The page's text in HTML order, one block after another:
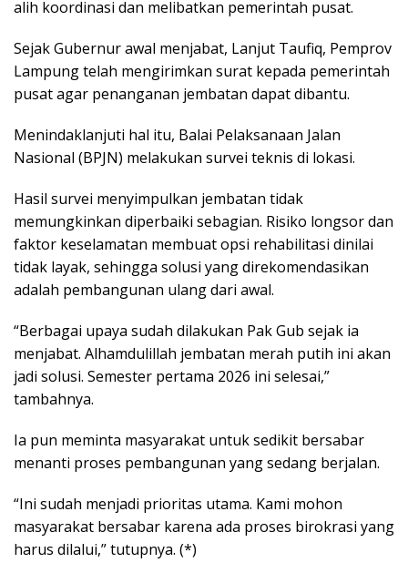
alih koordinasi dan melibatkan pemerintah pusat.
Sejak Gubernur awal menjabat, Lanjut Taufiq, Pemprov
Lampung telah mengirimkan surat kepada pemerintah
pusat agar penanganan jembatan dapat dibantu.
Menindaklanjuti hal itu, Balai Pelaksanaan Jalan
Nasional (BPJN) melakukan survei teknis di lokasi.
Hasil survei menyimpulkan jembatan tidak
memungkinkan diperbaiki sebagian. Risiko longsor dan
faktor keselamatan membuat opsi rehabilitasi dinilai
tidak layak, sehingga solusi yang direkomendasikan
adalah pembangunan ulang dari awal.
“Berbagai upaya sudah dilakukan Pak Gub sejak ia
menjabat. Alhamdulillah jembatan merah putih ini akan
jadi solusi. Semester pertama 2026 ini selesai,”
tambahnya.
Ia pun meminta masyarakat untuk sedikit bersabar
menanti proses pembangunan yang sedang berjalan.
“Ini sudah menjadi prioritas utama. Kami mohon
masyarakat bersabar karena ada proses birokrasi yang
harus dilalui,” tutupnya. (*)